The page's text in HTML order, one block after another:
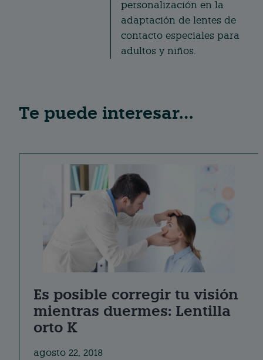
personalización en la
adaptación de lentes de
contacto especiales para
adultos y niños.
Te puede interesar…
Es posible corregir tu visión
mientras duermes: Lentilla
orto K
agosto 22, 2018